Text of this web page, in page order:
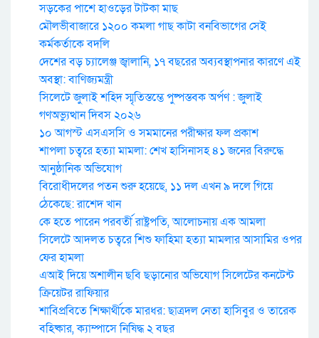
সড়কের পাশে হাওড়ের টাটকা মাছ
মৌলভীবাজারে ১২০০ কমলা গাছ কাটা বনবিভাগের সেই
কর্মকর্তাকে বদলি
দেশের বড় চ্যালেঞ্জ জ্বালানি, ১৭ বছরের অব্যবস্থাপনার কারণে এই
অবস্থা: বাণিজ্যমন্ত্রী
সিলেটে জুলাই শহিদ স্মৃতিস্তম্ভে পুষ্পস্তবক অর্পণ : জুলাই
গণঅভ্যুত্থান দিবস ২০২৬
১০ আগস্ট এসএসসি ও সমমানের পরীক্ষার ফল প্রকাশ
শাপলা চত্বরে হত্যা মামলা: শেখ হাসিনাসহ ৪১ জনের বিরুদ্ধে
আনুষ্ঠানিক অভিযোগ
বিরোধীদলের পতন শুরু হয়েছে, ১১ দল এখন ৯ দলে গিয়ে
ঠেকেছে: রাশেদ খান
কে হতে পারেন পরবর্তী রাষ্ট্রপতি, আলোচনায় এক আমলা
সিলেটে আদলত চত্বরে শিশু ফাহিমা হত্যা মামলার আসামির ওপর
ফের হামলা
এআই দিয়ে অশালীন ছবি ছড়ানোর অভিযোগ সিলেটের কনটেন্ট
ক্রিয়েটর রাফিয়ার
শাবিপ্রবিতে শিক্ষার্থীকে মারধর: ছাত্রদল নেতা হাসিবুর ও তারেক
বহিষ্কার, ক্যাম্পাসে নিষিদ্ধ ২ বছর